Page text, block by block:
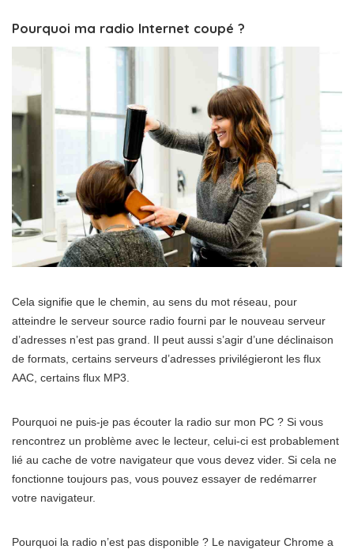
Pourquoi ma radio Internet coupé ?
Cela signifie que le chemin, au sens du mot réseau, pour
atteindre le serveur source radio fourni par le nouveau serveur
d’adresses n’est pas grand. Il peut aussi s’agir d’une déclinaison
de formats, certains serveurs d’adresses privilégieront les flux
AAC, certains flux MP3.
Pourquoi ne puis-je pas écouter la radio sur mon PC ? Si vous
rencontrez un problème avec le lecteur, celui-ci est probablement
lié au cache de votre navigateur que vous devez vider. Si cela ne
fonctionne toujours pas, vous pouvez essayer de redémarrer
votre navigateur.
Pourquoi la radio n’est pas disponible ? Le navigateur Chrome a